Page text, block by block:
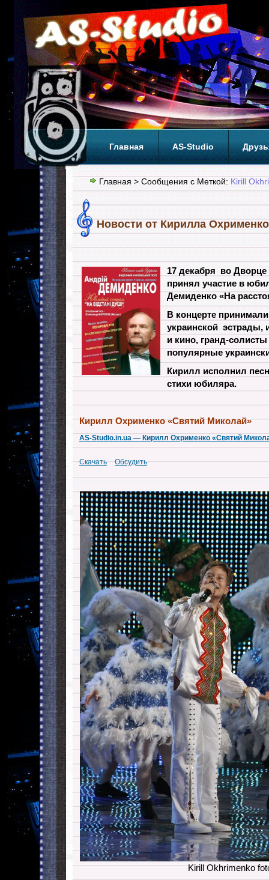
Главная AS-Studio
Теги ТОП
Главная > Сообщения с Меткой: Kirill
Новости от Кирилла
17 декабря во Дворце
принял участие в
Демиденко «На
В концерте
украинской эстрады,
и кино, гранд-
популярные
Кирилл исполнил
стихи юбиляра.
Кирилл Охрименко «Святий Миколай»
AS-Studio.in.ua — Кирилл Охрименко «Святий
Скачать Обсудить
Kirill Okhrimenko